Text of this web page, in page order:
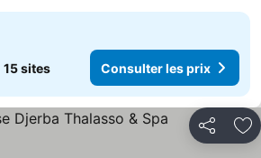
15 sites Consulter les prix
Partager